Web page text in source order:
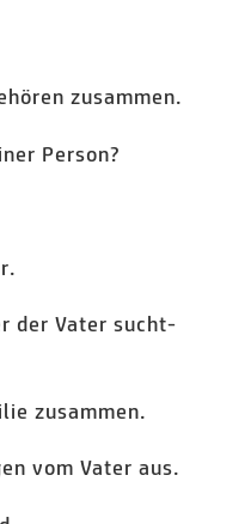
zusammen.
Person?
der Vater sucht-
zusammen.
vom Vater aus.